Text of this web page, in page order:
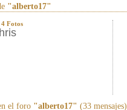
"alberto17"
4 Fotos
el foro "alberto17" (33 mensajes)